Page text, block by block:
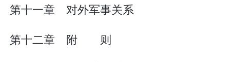
第十一章 对外军事关系
第十二章 附 则